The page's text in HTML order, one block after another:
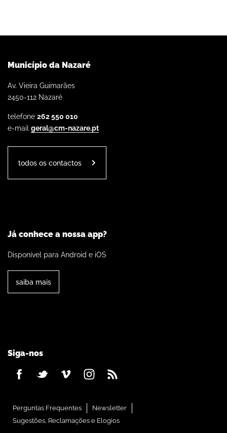
Município da Nazaré
Av. Vieira Guimarães
2450-112 Nazaré
telefone 262 550 010
e-mail geral@cm-nazare.pt
todos os contactos
Já conhece a nossa app?
Disponível para Android e iOS
saiba mais
Siga-nos
Perguntas Frequentes
Newsletter
Sugestões, Reclamações e Elogios